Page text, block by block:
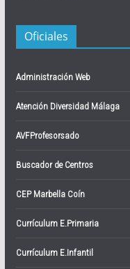
Oficiales
Administración Web
Atención Diversidad Málaga
AVFProfesorsado
Buscador de Centros
CEP Marbella Coín
Currículum E.Primaria
Currículum E.Infantil